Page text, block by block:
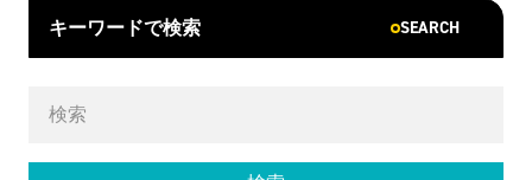
キーワードで検索 SEARCH